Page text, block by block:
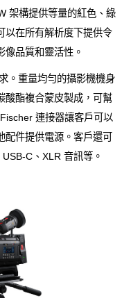
架構提供等量的紅色、綠
以在所有解析度下提供令
像品質和靈活性。
。重量均勻的攝影機機身
酸酯複合蒙皮製成，可幫
連接器讓客戶可以
件提供電源。客戶還可
C、XLR 音訊等。